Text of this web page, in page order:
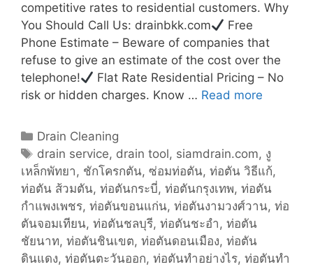
competitive rates to residential customers. Why
You Should Call Us: drainbkk.com
Free
Phone Estimate – Beware of companies that
refuse to give an estimate of the cost over the
telephone!
Flat Rate Residential Pricing – No
risk or hidden charges. Know … Read more
n
S
e
i
C
a
t
e
g
o
r
i
Drain Cleaning
T
a
g
s
drain service, drain tool, siamdrain.com, งู
เหล็กพัทยา, ชักโครกตัน, ซ่อมท่อตัน, ท่อตัน วิธีแก้,
ท่อตัน ส้วมตัน, ท่อตันกระบี่, ท่อตันกรุงเทพ, ท่อตัน
กำแพงเพชร, ท่อตันขอนแก่น, ท่อตันงามวงศ์วาน, ท่อ
ตันจอมเทียน, ท่อตันชลบุรี, ท่อตันชะอำ, ท่อตัน
ชัยนาท, ท่อตันชินเขต, ท่อตันดอนเมือง, ท่อตัน
ดินแดง, ท่อตันตะวันออก, ท่อตันทำอย่างไร, ท่อตันทำ